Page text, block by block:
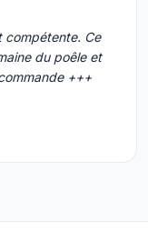
compétente. Ce
du poêle et
+++